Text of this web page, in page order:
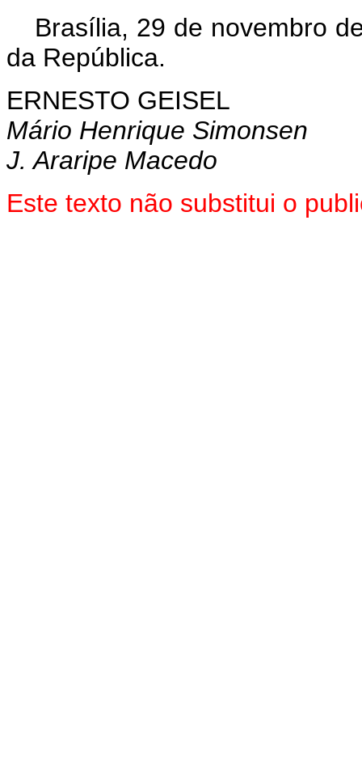
Brasília, 29 de novembro
da República.
ERNESTO GEISEL
Mário Henrique Simonsen
J. Araripe Macedo
Este texto não substitui o